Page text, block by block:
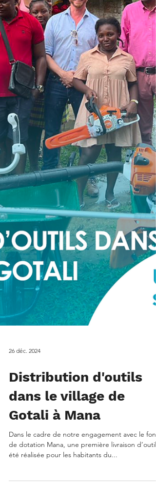
26 déc. 2024
Distribution d'outils
dans le village de
Gotali à Mana
Dans le cadre de notre engagement avec le